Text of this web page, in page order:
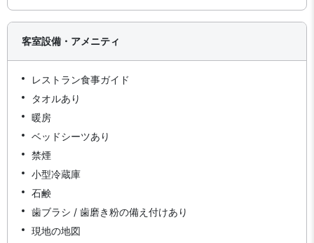
客室設備・アメニティ
レストラン食事ガイド
タオルあり
暖房
ベッドシーツあり
禁煙
小型冷蔵庫
石鹸
歯ブラシ / 歯磨き粉の備え付けあり
現地の地図